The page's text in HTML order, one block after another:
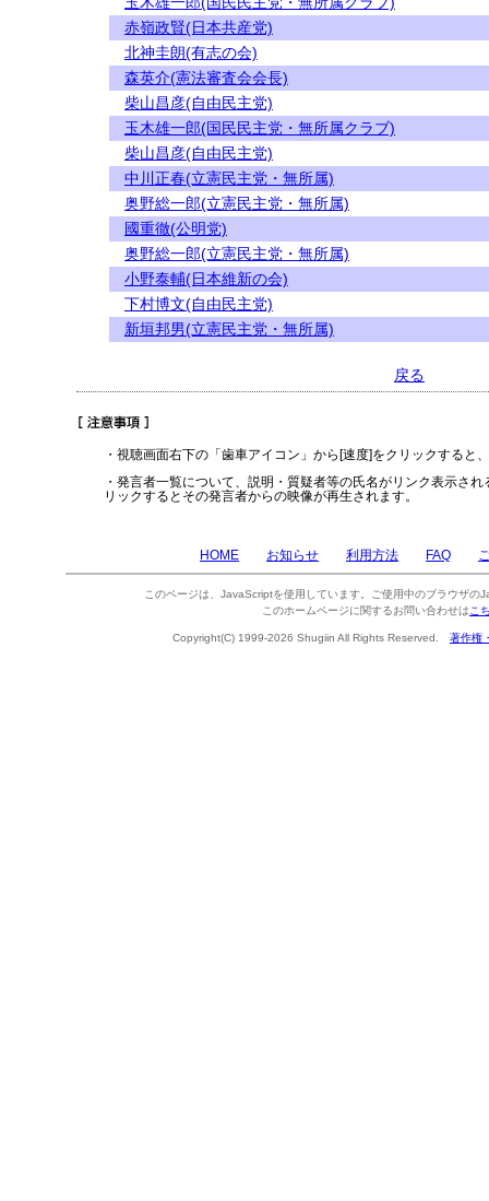
赤嶺政賢(日本共産党)
北神圭朗(有志の会)
森英介(憲法審査会会長)
柴山昌彦(自由民主党)
玉木雄一郎(国民民主党・無所属クラブ)
柴山昌彦(自由民主党)
中川正春(立憲民主党・無所属)
奥野総一郎(立憲民主党・無所属)
國重徹(公明党)
奥野総一郎(立憲民主党・無所属)
小野泰輔(日本維新の会)
下村博文(自由民主党)
新垣邦男(立憲民主党・無所属)
戻る
・視聴画面右下の「歯車アイコン」から[速度]をクリックすると
・発言者一覧について、説明・質疑者等の氏名がリンク表示さ
リックするとその発言者からの映像が再生されます。
HOME お知らせ 利用方法 FAQ
このページは、JavaScriptを使用しています。ご使用中のブラウザの
このホームページに関するお問い合わせは こ
Copyright(C) 1999-2026 Shugiin All Rights Reserved. 著作権